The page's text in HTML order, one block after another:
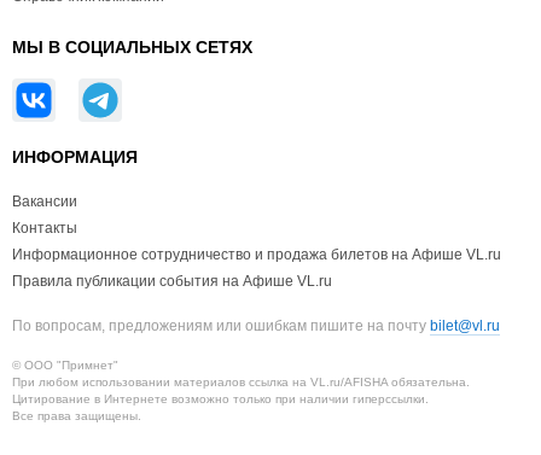
МЫ В СОЦИАЛЬНЫХ СЕТЯХ
ИНФОРМАЦИЯ
Вакансии
Контакты
Информационное сотрудничество и продажа билетов на Афише VL.ru
Правила публикации события на Афише VL.ru
По вопросам, предложениям или ошибкам пишите на почту bilet@vl.ru
© ООО "Примнет"
При любом использовании материалов ссылка на VL.ru/AFISHA обязательна.
Цитирование в Интернете возможно только при наличии гиперссылки.
Все права защищены.